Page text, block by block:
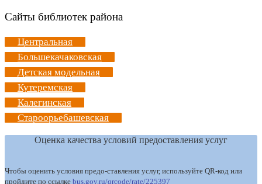
Сайты библиотек района
Центральная
Большекачаковская
Детская модельная
Кутеремская
Калегинская
Староорьебашевская
Оценка качества условий предоставления услуг
Чтобы оценить условия предо-ставления услуг, используйте QR-код или
пройдите по ссылке bus.gov.ru/qrcode/rate/225397